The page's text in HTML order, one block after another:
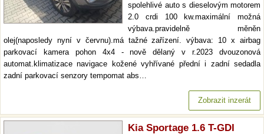
spolehlivé auto s dieselovým motorem
2.0 crdi 100 kw.maximální možná
výbava.pravidelně měněn
olej(naposledy nyní v červnu).má tažné zařízení. výbava: 10 x airbag
parkovací kamera pohon 4x4 - nově dělaný v r.2023 dvouzonová
automat.klimatizace navigace kožené vyhřívané přední i zadní sedadla
zadní parkovací senzory tempomat abs…
Zobrazit inzerát
Kia Sportage 1.6 T-GDI